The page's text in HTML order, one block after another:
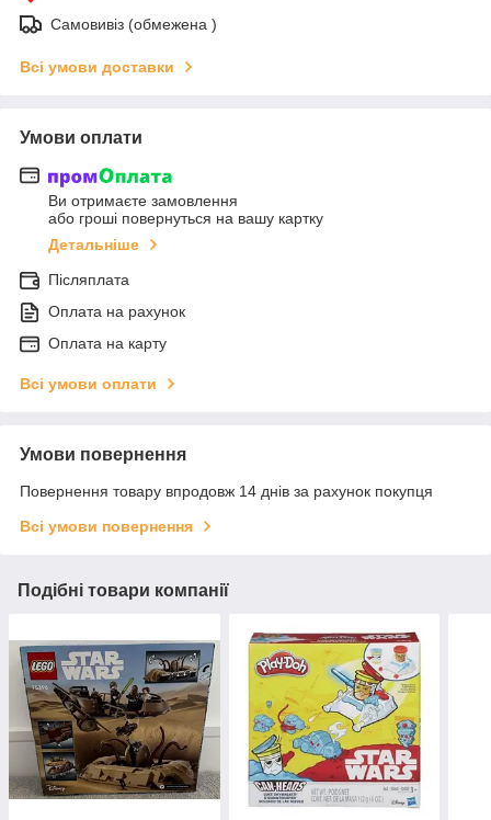
Самовивіз (обмежена )
Всі умови доставки
Умови оплати
Ви отримаєте замовлення
або гроші повернуться на вашу картку
Детальніше
Післяплата
Оплата на рахунок
Оплата на карту
Всі умови оплати
Умови повернення
Повернення товару впродовж 14 днів за рахунок покупця
Всі умови повернення
Подібні товари компанії